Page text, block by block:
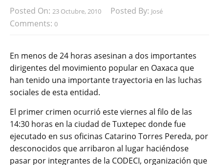
Posted On: 23 Octubre, 2010 Posted By: José
Comments: 0
En menos de 24 horas asesinan a dos importantes
dirigentes del movimiento popular en Oaxaca que
han tenido una importante trayectoria en las luchas
sociales de esta entidad.
El primer crimen ocurrió este viernes al filo de las
14:30 horas en la ciudad de Tuxtepec donde fue
ejecutado en sus oficinas Catarino Torres Pereda, por
desconocidos que arribaron al lugar haciéndose
pasar por integrantes de la CODECI, organización que